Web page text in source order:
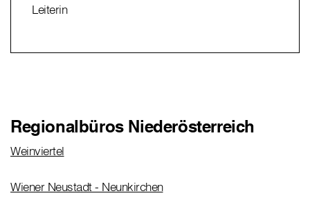
Leiterin
Regionalbüros Niederösterreich
Weinviertel
Wiener Neustadt - Neunkirchen